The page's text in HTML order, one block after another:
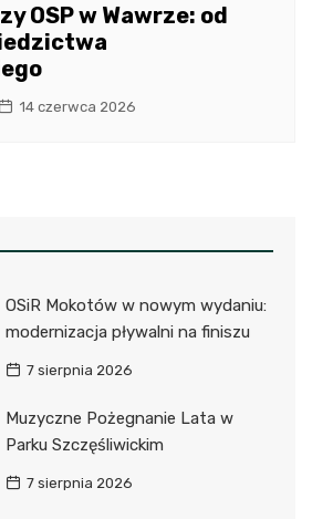
OSP w Wawrze: od
14 czerwca 2026
OSiR Mokotów w nowym wydaniu:
modernizacja pływalni na finiszu
7 sierpnia 2026
Muzyczne Pożegnanie Lata w
Parku Szczęśliwickim
7 sierpnia 2026